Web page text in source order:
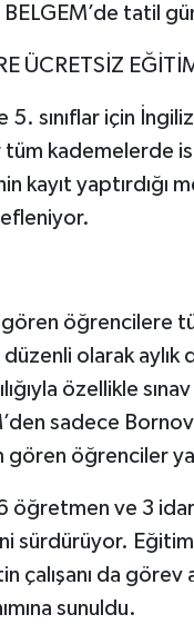
tatil
ÜCRETSİZ
5. sınıflar için
kademelerde
kayıt yaptırdığı
öğrencilere
düzenli olarak
özellikle
sadece
gören öğrenciler
öğretmen ve 3
sürdürüyor.
çalışanı da görev
sunuldu.